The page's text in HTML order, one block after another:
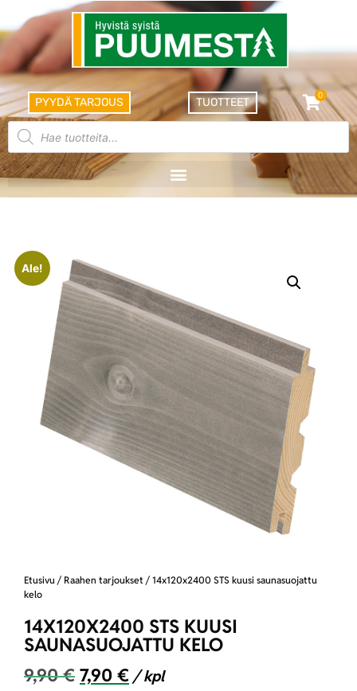
PYYDÄ TARJOUS TUOTTEET
0
Ale!
Etusivu / Raahen tarjoukset / 14x120x2400 STS kuusi saunasuojattu
kelo
14X120X2400 STS KUUSI
SAUNASUOJATTU KELO
9,90€ 7,90 € / kpl